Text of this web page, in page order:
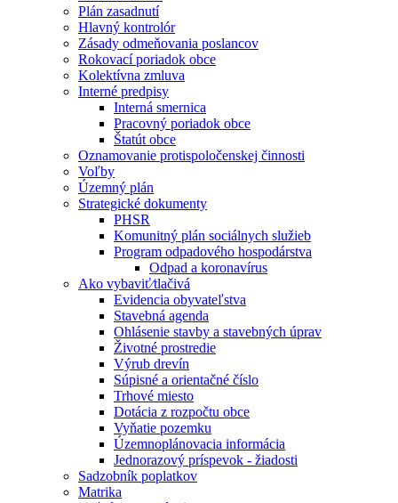
Plán zasadnutí
Hlavný kontrolór
Zásady odmeňovania poslancov
Rokovací poriadok obce
Kolektívna zmluva
Interné predpisy
Interná smernica
Pracovný poriadok obce
Štatút obce
Oznamovanie protispoločenskej činnosti
Voľby
Územný plán
Strategické dokumenty
PHSR
Komunitný plán sociálnych služieb
Program odpadového hospodárstva
Odpad a koronavírus
Ako vybaviť⁄tlačivá
Evidencia obyvateľstva
Stavebná agenda
Ohlásenie stavby a stavebných úprav
Životné prostredie
Výrub drevín
Súpisné a orientačné číslo
Trhové miesto
Dotácia z rozpočtu obce
Vyňatie pozemku
Územnoplánovacia informácia
Jednorazový príspevok - žiadosti
Sadzobník poplatkov
Matrika